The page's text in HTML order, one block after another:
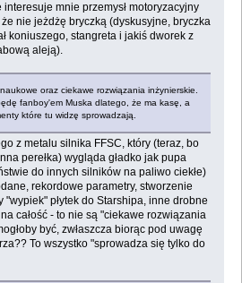
mnie przemysł motoryzacyjny
nie jeżdżę bryczką (dyskusyjne, bryczka
koniuszego, stangreta i jakiś dworek z
aleją).
oraz ciekawe rozwiązania inżynierskie.
fanboy'em Muska dlatego, że ma kasę, a
które tu widzę sprowadzają.
z metalu silnika FFSC, który (teraz, bo
perełka) wygląda gładko jak pupa
do innych silników na paliwo ciekłe)
rekordowe parametry, stworzenie
"wypiek" płytek do Starshipa, inne drobne
całość - to nie są "ciekawe rozwiązania
być, zwłaszcza biorąc pod uwagę
To wszystko "sprowadza się tylko do